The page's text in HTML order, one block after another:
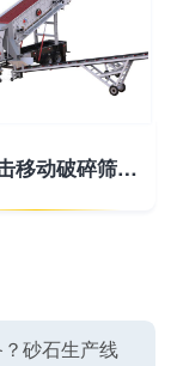
YDS反击移动破碎筛分站
砂石生产线